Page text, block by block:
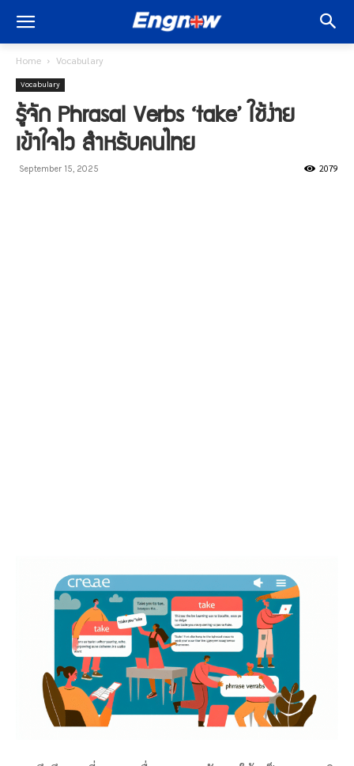
Home Vocabulary
Vocabulary
รู้จัก Phrasal Verbs ‘take’ ใช้ง่าย
เข้าใจไว สำหรับคนไทย
September 15, 2025 2079